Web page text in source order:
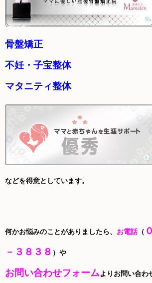
骨盤矯正
不妊・子宝整体
マタニティ整体
などを得意としています。
何かお悩みのことがありましたら、 お電話（
－３８３８ ）や
お問い合わせフォームよりお問い合わ